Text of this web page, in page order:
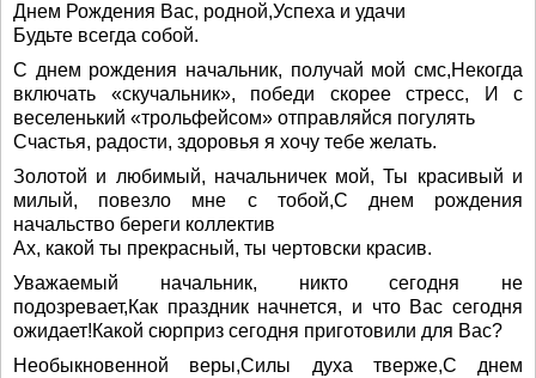
Днем Рождения Вас, родной,Успеха и удачи
Будьте всегда собой.
С днем рождения начальник, получай мой смс,Некогда
включать «скучальник», победи скорее стресс, И с
веселенький «трольфейсом» отправляйся погулять
Счастья, радости, здоровья я хочу тебе желать.
Золотой и любимый, начальничек мой, Ты красивый и
милый, повезло мне с тобой,С днем рождения
начальство береги коллектив
Ах, какой ты прекрасный, ты чертовски красив.
Уважаемый начальник, никто сегодня не
подозревает,Как праздник начнется, и что Вас сегодня
ожидает!Какой сюрприз сегодня приготовили для Вас?
Необыкновенной веры,Силы духа тверже,С днем